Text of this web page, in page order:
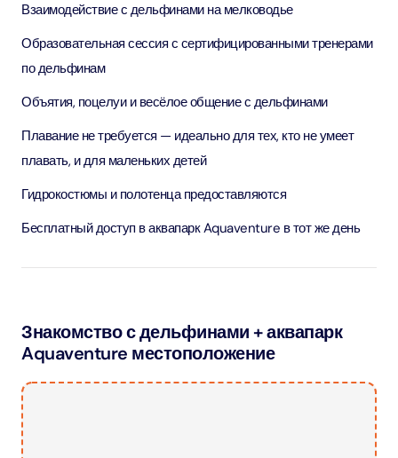
Взаимодействие с дельфинами на мелководье
Образовательная сессия с сертифицированными тренерами
по дельфинам
Объятия, поцелуи и весёлое общение с дельфинами
Плавание не требуется — идеально для тех, кто не умеет
плавать, и для маленьких детей
Гидрокостюмы и полотенца предоставляются
Бесплатный доступ в аквапарк Aquaventure в тот же день
Знакомство с дельфинами + аквапарк
Aquaventure местоположение